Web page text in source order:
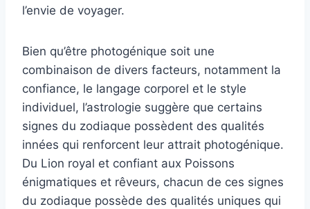
l’envie de voyager.
Bien qu’être photogénique soit une
combinaison de divers facteurs, notamment la
confiance, le langage corporel et le style
individuel, l’astrologie suggère que certains
signes du zodiaque possèdent des qualités
innées qui renforcent leur attrait photogénique.
Du Lion royal et confiant aux Poissons
énigmatiques et rêveurs, chacun de ces signes
du zodiaque possède des qualités uniques qui